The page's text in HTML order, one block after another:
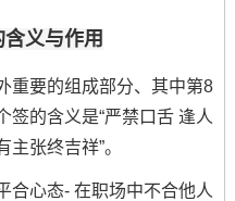
义与作用
重要的组成部分、其中第8
签的含义是“严禁口舌 逢人
张终吉祥”。
合心态- 在职场中不合他人